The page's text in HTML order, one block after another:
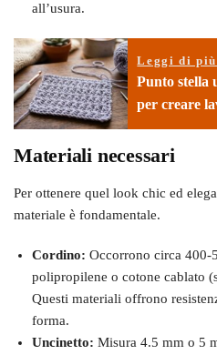
all’usura.
Leggi di
Punto stella
per creare
Materiali necessari
Per ottenere quel look chic ed
materiale è fondamentale.
Cordino: Occorrono circa
polipropilene o cotone cablato
Questi materiali offrono
forma.
Uncinetto: Misura 4.5 mm o 5